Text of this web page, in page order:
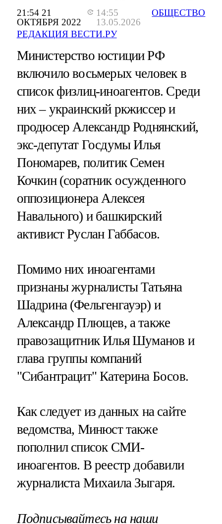
21:54 21
ОКТЯБРЯ 2022
14:55
13.05.2026
РЕДАКЦИЯ ВЕСТИ.РУ
ОБЩЕСТВО
Министерство юстиции РФ
включило восьмерых человек в
список физлиц-иноагентов. Среди
них – украинский ркжиссер и
продюсер Александр Роднянский,
экс-депутат Госдумы Илья
Пономарев, политик Семен
Кочкин (соратник осужденного
оппозиционера Алексея
Навального) и башкирский
активист Руслан Габбасов.
Помимо них иноагентами
признаны журналисты Татьяна
Шадрина (Фельгенгауэр) и
Александр Плющев, а также
правозащитник Илья Шуманов и
глава группы компаний
"Сибантрацит" Катерина Босов.
Как следует из данных на сайте
ведомства, Минюст также
пополнил список СМИ-
иноагентов. В реестр добавили
журналиста Михаила Зыгаря.
Подписывайтесь на наши